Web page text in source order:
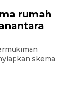
rumah
skema